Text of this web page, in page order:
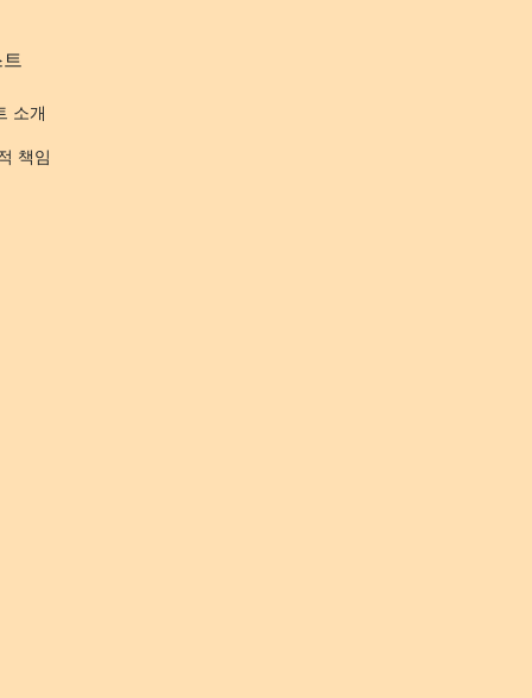
소개
책임